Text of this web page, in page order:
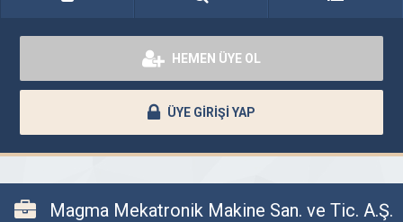
HEMEN ÜYE OL
ÜYE GİRİŞİ YAP
Magma Mekatronik Makine San. ve Tic. A.Ş.